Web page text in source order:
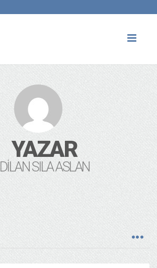
YAZAR
DILAN SILA ASLAN